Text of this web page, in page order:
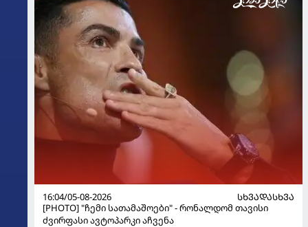
16:04/05-08-2026
ᲡᲮᲕᲐᲓᲐᲡᲮᲕᲐ
[PHOTO] "ჩემი სათამაშოები" - რონალდომ თავისი
ძვირფასი ავტოპარკი აჩვენა